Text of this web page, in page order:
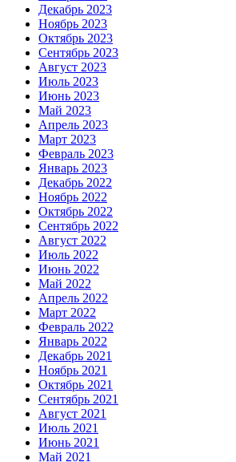
Декабрь 2023
Ноябрь 2023
Октябрь 2023
Сентябрь 2023
Август 2023
Июль 2023
Июнь 2023
Май 2023
Апрель 2023
Март 2023
Февраль 2023
Январь 2023
Декабрь 2022
Ноябрь 2022
Октябрь 2022
Сентябрь 2022
Август 2022
Июль 2022
Июнь 2022
Май 2022
Апрель 2022
Март 2022
Февраль 2022
Январь 2022
Декабрь 2021
Ноябрь 2021
Октябрь 2021
Сентябрь 2021
Август 2021
Июль 2021
Июнь 2021
Май 2021